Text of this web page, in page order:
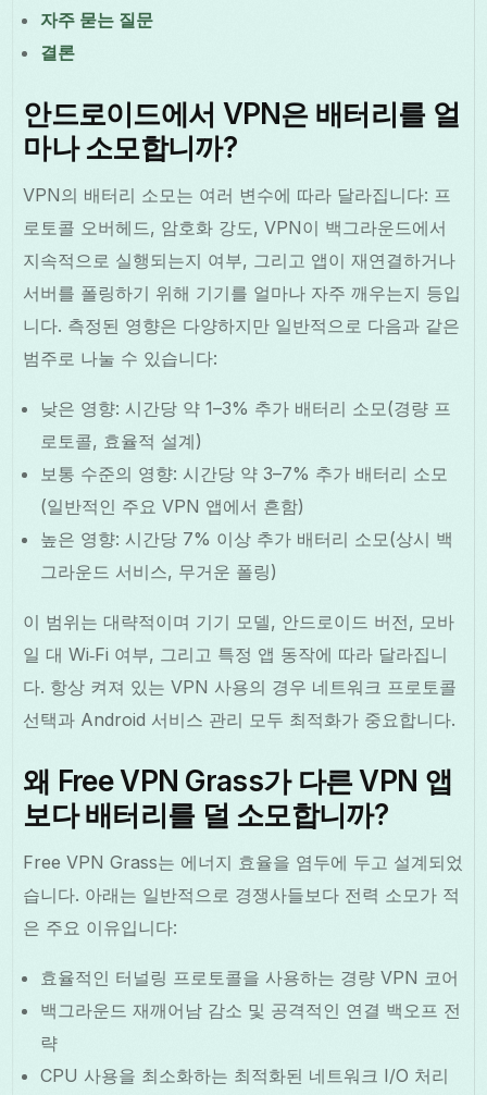
자주 묻는 질문
결론
안드로이드에서 VPN은 배터리를 얼
마나 소모합니까?
VPN의 배터리 소모는 여러 변수에 따라 달라집니다: 프
로토콜 오버헤드, 암호화 강도, VPN이 백그라운드에서
지속적으로 실행되는지 여부, 그리고 앱이 재연결하거나
서버를 폴링하기 위해 기기를 얼마나 자주 깨우는지 등입
니다. 측정된 영향은 다양하지만 일반적으로 다음과 같은
범주로 나눌 수 있습니다:
낮은 영향: 시간당 약 1–3% 추가 배터리 소모(경량 프
로토콜, 효율적 설계)
보통 수준의 영향: 시간당 약 3–7% 추가 배터리 소모
(일반적인 주요 VPN 앱에서 흔함)
높은 영향: 시간당 7% 이상 추가 배터리 소모(상시 백
그라운드 서비스, 무거운 폴링)
이 범위는 대략적이며 기기 모델, 안드로이드 버전, 모바
일 대 Wi‑Fi 여부, 그리고 특정 앱 동작에 따라 달라집니
다. 항상 켜져 있는 VPN 사용의 경우 네트워크 프로토콜
선택과 Android 서비스 관리 모두 최적화가 중요합니다.
왜 Free VPN Grass가 다른 VPN 앱
보다 배터리를 덜 소모합니까?
Free VPN Grass는 에너지 효율을 염두에 두고 설계되었
습니다. 아래는 일반적으로 경쟁사들보다 전력 소모가 적
은 주요 이유입니다:
효율적인 터널링 프로토콜을 사용하는 경량 VPN 코어
백그라운드 재깨어남 감소 및 공격적인 연결 백오프 전
략
CPU 사용을 최소화하는 최적화된 네트워크 I/O 처리